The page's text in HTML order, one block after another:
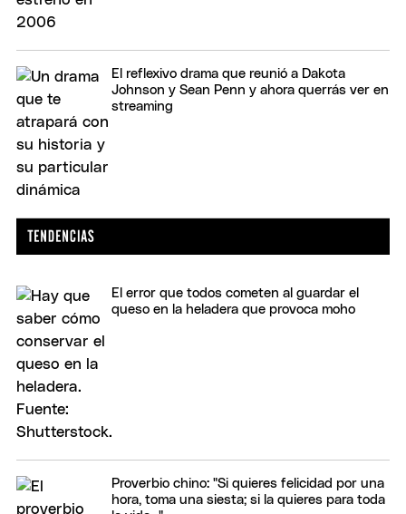
El reflexivo drama que reunió a Dakota
Johnson y Sean Penn y ahora querrás ver en
streaming
El error que todos cometen al guardar el
queso en la heladera que provoca moho
Proverbio chino: "Si quieres felicidad por una
hora, toma una siesta; si la quieres para toda